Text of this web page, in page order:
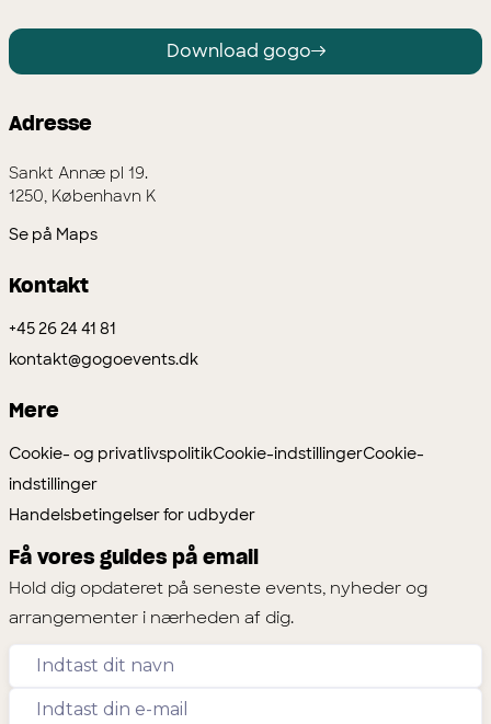
Download gogo
Adresse
Sankt Annæ pl 19.
1250, København K
Se på Maps
Kontakt
+45 26 24 41 81
kontakt@gogoevents.dk
Mere
Cookie- og privatlivspolitikCookie-indstillingerCookie-
indstillinger
Handelsbetingelser for udbyder
Få vores guides på email
Hold dig opdateret på seneste events, nyheder og
arrangementer i nærheden af dig.